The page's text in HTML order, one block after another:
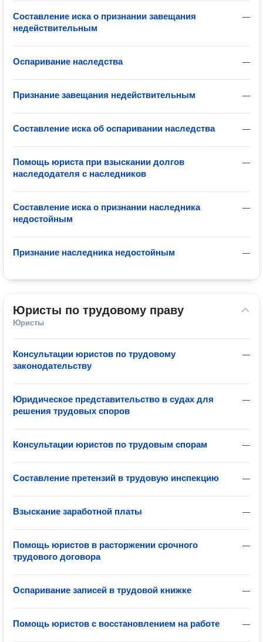
—
Составление иска о признании завещания
недействительным
—
Оспаривание наследства
—
Признание завещания недействительным
—
Составление иска об оспаривании наследства
—
Помощь юриста при взыскании долгов
наследодателя с наследников
—
Составление иска о признании наследника
недостойным
—
Признание наследника недостойным
Юристы по трудовому праву
Юристы
—
Консультации юристов по трудовому
законодательству
—
Юридическое представительство в судах для
решения трудовых споров
—
Консультации юристов по трудовым спорам
—
Составление претензий в трудовую инспекцию
—
Взыскание заработной платы
—
Помощь юристов в расторжении срочного
трудового договора
—
Оспаривание записей в трудовой книжке
—
Помощь юристов с восстановлением на работе